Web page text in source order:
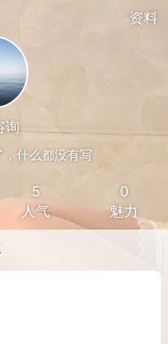
资料
询
什么都没有写
5
人气
0
魅力